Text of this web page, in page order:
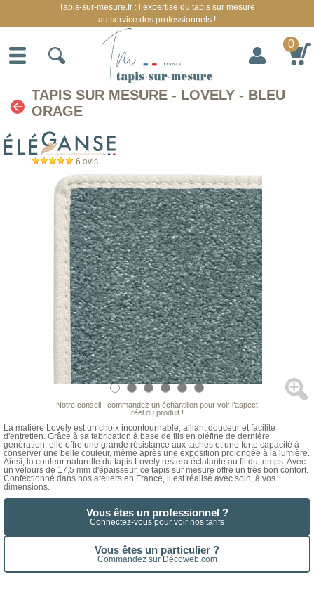
TAPIS SUR MESURE - LOVELY - BLEU
ORAGE
6 avis
Notre conseil : commandez un échantillon pour voir l’aspect
réel du produit !
La matière Lovely est un choix incontournable, alliant douceur et facilité
d'entretien. Grâce à sa fabrication à base de fils en oléfine de dernière
génération, elle offre une grande résistance aux taches et une forte capacité à
conserver une belle couleur, même après une exposition prolongée à la lumière.
Ainsi, la couleur naturelle du tapis Lovely restera éclatante au fil du temps. Avec
un velours de 17,5 mm d'épaisseur, ce tapis sur mesure offre un très bon confort.
Confectionné dans nos ateliers en France, il est réalisé avec soin, à vos
dimensions.
Vous êtes un professionnel ?
Connectez-vous pour voir nos tarifs
Vous êtes un particulier ?
Commandez sur Décoweb.com
Tapis-sur-mesure.fr : l’expertise du tapis sur mesure
au service des professionnels !
0